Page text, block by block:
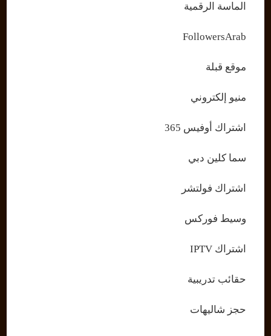
الماسة الرقمية
FollowersArab
موقع قبلة
منيو إلكتروني
اشتراك أوفيس 365
سما كلين دبي
اشتراك فولتشر
وسيط فوركس
اشتراك IPTV
حقائب تدريبية
حجز شاليهات